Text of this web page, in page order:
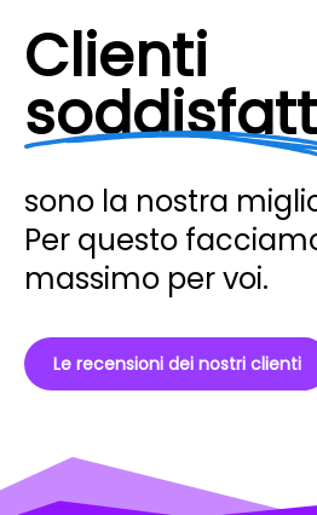
Clienti
sono la nostra
Per questo
massimo per voi.
Le recensioni dei nostri clienti